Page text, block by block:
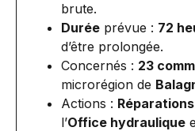
brute.
Durée prévue : 72
d’être prolongée.
Concernés : 23
microrégion de
Actions :
l’Office hydraulique